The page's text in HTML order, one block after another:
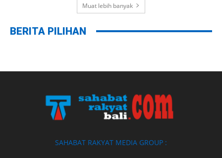
Muat lebih banyak
BERITA PILIHAN
SAHABAT RAKYAT MEDIA GROUP :